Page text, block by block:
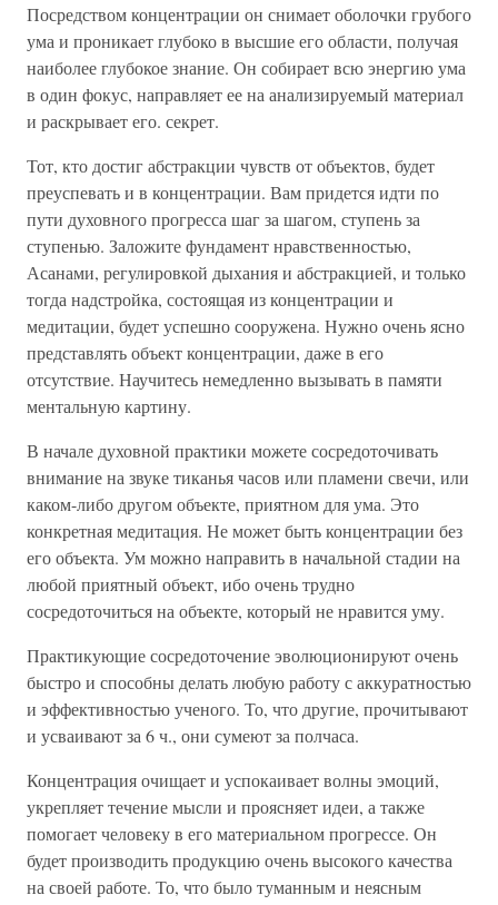
Посредством концентрации он снимает оболочки грубого
ума и проникает глубоко в высшие его области, получая
наиболее глубокое знание. Он собирает всю энергию ума
в один фокус, направляет ее на анализируемый материал
и раскрывает его. секрет.
Тот, кто достиг абстракции чувств от объектов, будет
преуспевать и в концентрации. Вам придется идти по
пути духовного прогресса шаг за шагом, ступень за
ступенью. Заложите фундамент нравственностью,
Асанами, регулировкой дыхания и абстракцией, и только
тогда надстройка, состоящая из концентрации и
медитации, будет успешно сооружена. Нужно очень ясно
представлять объект концентрации, даже в его
отсутствие. Научитесь немедленно вызывать в памяти
ментальную картину.
В начале духовной практики можете сосредоточивать
внимание на звуке тиканья часов или пламени свечи, или
каком-либо другом объекте, приятном для ума. Это
конкретная медитация. Не может быть концентрации без
его объекта. Ум можно направить в начальной стадии на
любой приятный объект, ибо очень трудно
сосредоточиться на объекте, который не нравится уму.
Практикующие сосредоточение эволюционируют очень
быстро и способны делать любую работу с аккуратностью
и эффективностью ученого. То, что другие, прочитывают
и усваивают за 6 ч., они сумеют за полчаса.
Концентрация очищает и успокаивает волны эмоций,
укрепляет течение мысли и проясняет идеи, а также
помогает человеку в его материальном прогрессе. Он
будет производить продукцию очень высокого качества
на своей работе. То, что было туманным и неясным